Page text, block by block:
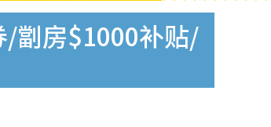
/劏房$1000补贴/